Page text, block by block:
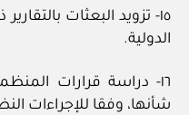
١٥- تزويد البعثات
الدولية.
١٦- دراسة قرارات
شأنها، وفقا للإجراءات